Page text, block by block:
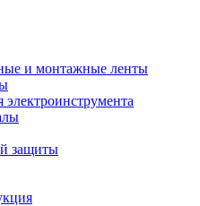
и монтажные ленты
защиты